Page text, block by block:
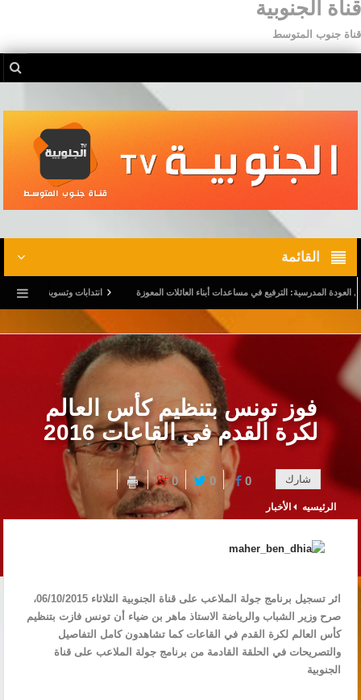
قناة الجنوبية
قناة جنوب المتوسط
القائمة
المدرسية: الترفيع في مساعدات أبناء العائلات المعوزة انتدابات وتسوية وضعيات.. وترفيع
فوز تونس بتنظيم كأس العالم
لكرة القدم في القاعات 2016
شارك 0
0
0
الرئيسيه الأخبار
اثر تسجيل برنامج جولة الملاعب على قناة الجنوبية الثلاثاء 06/10/2015،
صرح وزير الشباب والرياضة الاستاذ ماهر بن ضياء أن تونس فازت بتنظيم
كأس العالم لكرة القدم في القاعات كما تشاهدون كامل التفاصيل
والتصريحات في الحلقة القادمة من برنامج جولة الملاعب على قناة
الجنوبية